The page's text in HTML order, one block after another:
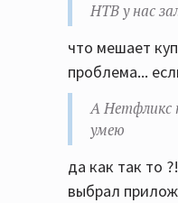
НТВ у нас
что мешает
проблема...
А Нетфликс
умею
да как так то
выбрал